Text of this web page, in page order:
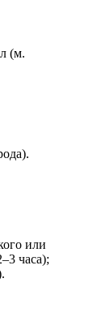
(м.
или
часа);